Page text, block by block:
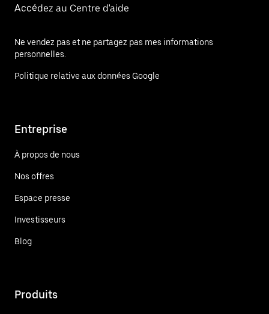
Accédez au Centre d'aide
Ne vendez pas et ne partagez pas mes informations
personnelles.
Politique relative aux données Google
Entreprise
À propos de nous
Nos offres
Espace presse
Investisseurs
Blog
Produits